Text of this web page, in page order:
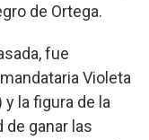
de Ortega.
fue
Violeta
la figura de la
ganar las